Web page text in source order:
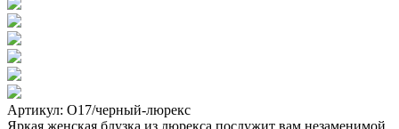
Артикул: О17/черный-люрекс
Яркая женская блузка из люрекса послужит вам незаменимой